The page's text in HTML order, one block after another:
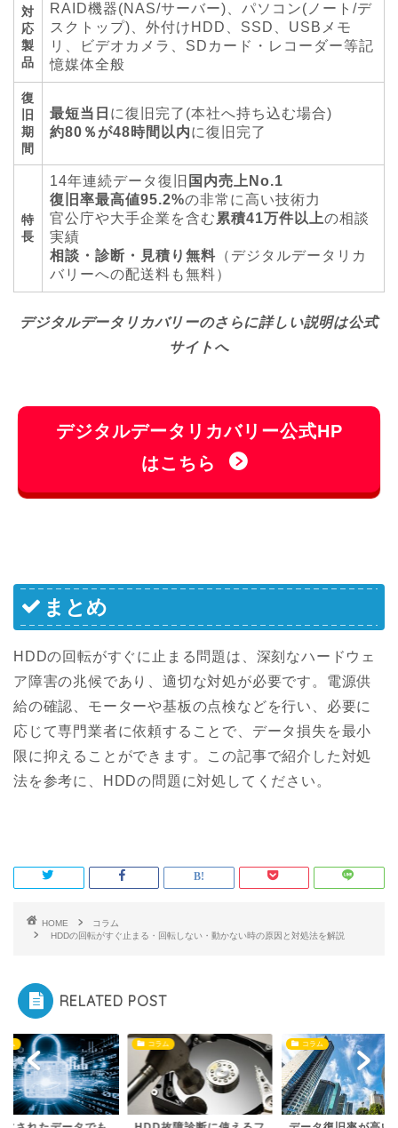
対
応
製
品
RAID機器(NAS/サーバー)、パソコン(ノート/デ
スクトップ)、外付けHDD、SSD、USBメモ
リ、ビデオカメラ、SDカード・レコーダー等記
憶媒体全般
復
旧
期
間
最短当日 に復旧完了(本社へ持ち込む場合)
約80％が48時間以内に復旧完了
特
長
14年連続データ復旧 国内売上No.1
復旧率最高値95.2%の非常に高い技術力
官公庁や大手企業を含む 累積41万件以上の相談
実績
相談・診断・見積り無料 （デジタルデータリカ
バリーへの配送料も無料）
デジタルデータリカバリーのさらに詳しい説明は公式
サイトへ
デジタルデータリカバリー公式HP
はこちら
まとめ
HDDの回転がすぐに止まる問題は、深刻なハードウェ
ア障害の兆候であり、適切な対処が必要です。電源供
給の確認、モーターや基板の点検などを行い、必要に
応じて専門業者に依頼することで、データ損失を最小
限に抑えることができます。この記事で紹介した対処
法を参考に、HDDの問題に対処してください。
HOME
コラム
HDDの回転がすぐ止まる・回転しない・動かない時の原因と対処法を解説
RELATED POST
ラム コラム コラム